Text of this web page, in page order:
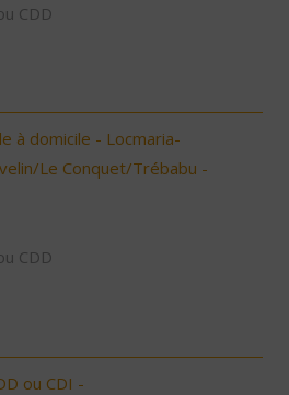
CDD
à domicile - Locmaria-
Le Conquet/Trébabu -
CDD
ou CDI -